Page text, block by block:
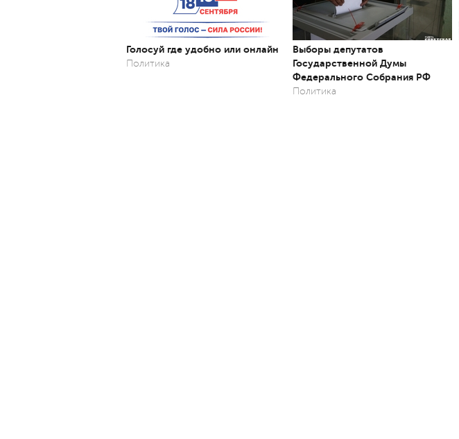
Голосуй где удобно или онлайн
Политика
Выборы депутатов
Государственной Думы
Федерального Собрания РФ
Политика